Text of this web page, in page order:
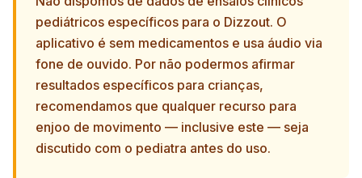
pediátricos específicos para o Dizzout. O
aplicativo é sem medicamentos e usa áudio via
fone de ouvido. Por não podermos afirmar
resultados específicos para crianças,
recomendamos que qualquer recurso para
enjoo de movimento — inclusive este — seja
discutido com o pediatra antes do uso.